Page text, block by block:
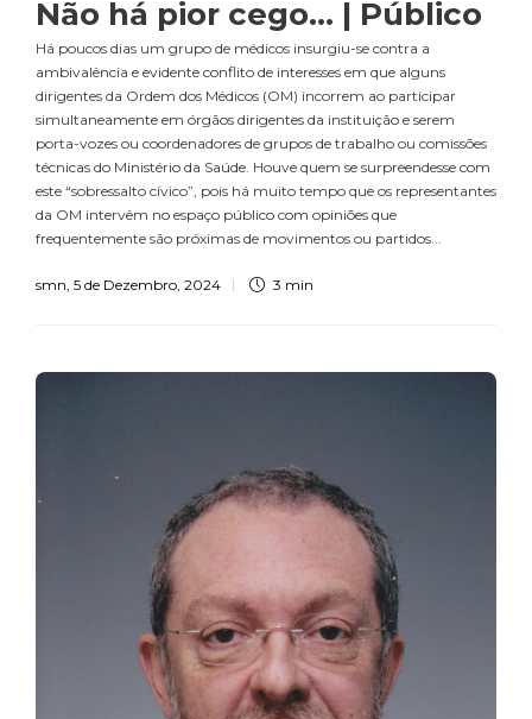
Não há pior cego… | Público
Há poucos dias um grupo de médicos insurgiu-se contra a
ambivalência e evidente conflito de interesses em que alguns
dirigentes da Ordem dos Médicos (OM) incorrem ao participar
simultaneamente em órgãos dirigentes da instituição e serem
porta-vozes ou coordenadores de grupos de trabalho ou comissões
técnicas do Ministério da Saúde. Houve quem se surpreendesse com
este “sobressalto cívico”, pois há muito tempo que os representantes
da OM intervêm no espaço público com opiniões que
frequentemente são próximas de movimentos ou partidos...
smn 5 de Dezembro, 2024 3 min